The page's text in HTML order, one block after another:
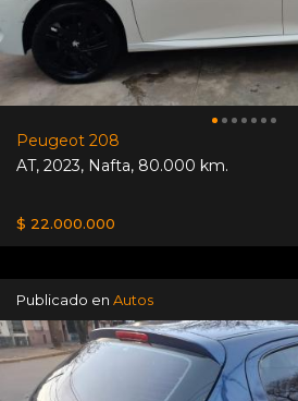
Peugeot 208
AT, 2023, Nafta, 80.000 km.
$ 22.000.000
Publicado en Autos